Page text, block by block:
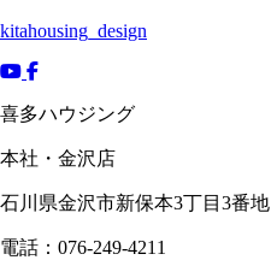
kitahousing_design
喜多ハウジング
本社・金沢店
石川県金沢市新保本3丁目3番地
電話：076-249-4211